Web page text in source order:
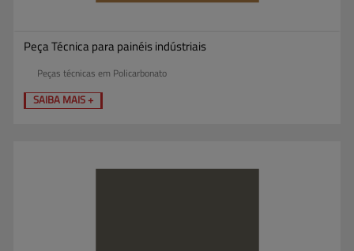
Peça Técnica para painéis indústriais
Peças técnicas em Policarbonato
SAIBA MAIS +